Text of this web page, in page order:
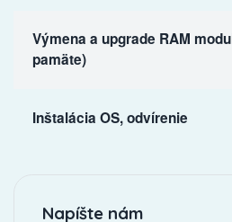
Výmena a upgrade RAM
pamäte)
Inštalácia OS, odvírenie
Napíšte nám